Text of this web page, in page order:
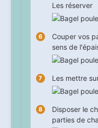
Les réserver
Couper vos
sens de
Les mettre
Disposer le
parties de